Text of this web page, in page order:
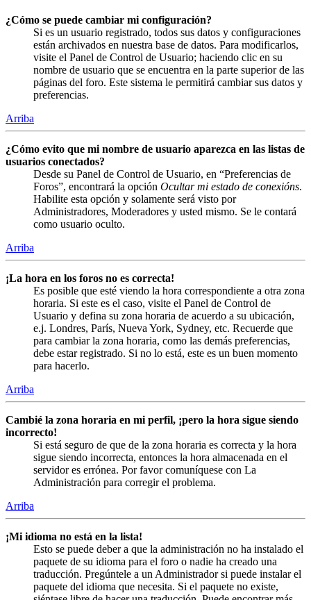
¿Cómo se puede cambiar mi configuración?
Si es un usuario registrado, todos sus datos y configuraciones
están archivados en nuestra base de datos. Para modificarlos,
visite el Panel de Control de Usuario; haciendo clic en su
nombre de usuario que se encuentra en la parte superior de las
páginas del foro. Este sistema le permitirá cambiar sus datos y
preferencias.
Arriba
¿Cómo evito que mi nombre de usuario aparezca en las listas de
usuarios conectados?
Desde su Panel de Control de Usuario, en “Preferencias de
Foros”, encontrará la opción Ocultar mi estado de conexións.
Habilite esta opción y solamente será visto por
Administradores, Moderadores y usted mismo. Se le contará
como usuario oculto.
Arriba
¡La hora en los foros no es correcta!
Es posible que esté viendo la hora correspondiente a otra zona
horaria. Si este es el caso, visite el Panel de Control de
Usuario y defina su zona horaria de acuerdo a su ubicación,
e.j. Londres, París, Nueva York, Sydney, etc. Recuerde que
para cambiar la zona horaria, como las demás preferencias,
debe estar registrado. Si no lo está, este es un buen momento
para hacerlo.
Arriba
Cambié la zona horaria en mi perfil, ¡pero la hora sigue siendo
incorrecto!
Si está seguro de que de la zona horaria es correcta y la hora
sigue siendo incorrecta, entonces la hora almacenada en el
servidor es errónea. Por favor comuníquese con La
Administración para corregir el problema.
Arriba
¡Mi idioma no está en la lista!
Esto se puede deber a que la administración no ha instalado el
paquete de su idioma para el foro o nadie ha creado una
traducción. Pregúntele a un Administrador si puede instalar el
paquete del idioma que necesita. Si el paquete no existe,